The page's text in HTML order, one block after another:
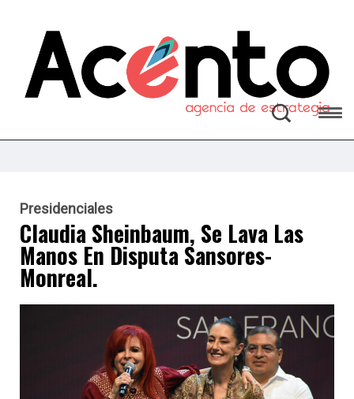
Presidenciales
Claudia Sheinbaum, Se Lava Las
Manos En Disputa Sansores-
Monreal.